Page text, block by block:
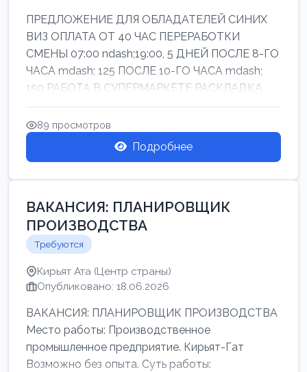
ПРЕДЛОЖЕНИЕ ДЛЯ ОБЛАДАТЕЛЕЙ СИНИХ
ВИЗ ОПЛАТА ОТ 40 ЧАС ПЕРЕРАБОТКИ
СМЕНЫ 07:00 ndash;19:00, 5 ДНЕЙ ПОСЛЕ 8-ГО
ЧАСА mdash; 125 ПОСЛЕ 10-ГО ЧАСА mdash;
150 РАБОТА В СУПЕРМАРКЕТЕ РАСКЛАДКА
ТОВАРОВ НЕ ТЯЖ...
89 просмотров
Подробнее
ВАКАНСИЯ: ПЛАНИРОВЩИК
ПРОИЗВОДСТВА
Требуются
Кирьят Ата (Центр страны)
Опубликовано: 18.06.2026
ВАКАНСИЯ: ПЛАНИРОВЩИК ПРОИЗВОДСТВА
Место работы: Производственное
промышленное предприятие. Кирьят-Гат
Возможно без опыта. Суть работы: